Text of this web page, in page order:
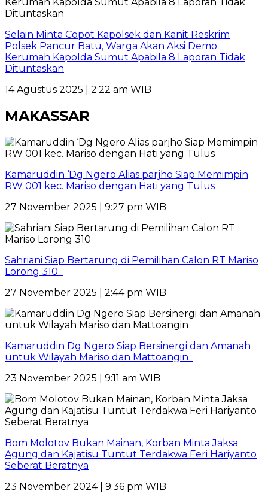
Selain Minta Copot Kapolsek dan Kanit Reskrim
Polsek Pancur Batu, Warga Akan Aksi Demo
Kerumah Kapolda Sumut Apabila 8 Laporan Tidak
Dituntaskan
14 Agustus 2025 | 2:22 am WIB
MAKASSAR
Kamaruddin ‘Dg Ngero Alias parjho Siap Memimpin
RW 001 kec. Mariso dengan Hati yang Tulus
27 November 2025 | 9:27 pm WIB
Sahriani Siap Bertarung di Pemilihan Calon RT Mariso
Lorong 310
27 November 2025 | 2:44 pm WIB
Kamaruddin Dg Ngero Siap Bersinergi dan Amanah
untuk Wilayah Mariso dan Mattoangin
23 November 2025 | 9:11 am WIB
Bom Molotov Bukan Mainan, Korban Minta Jaksa
Agung dan Kajatisu Tuntut Terdakwa Feri Hariyanto
Seberat Beratnya
23 November 2024 | 9:36 pm WIB